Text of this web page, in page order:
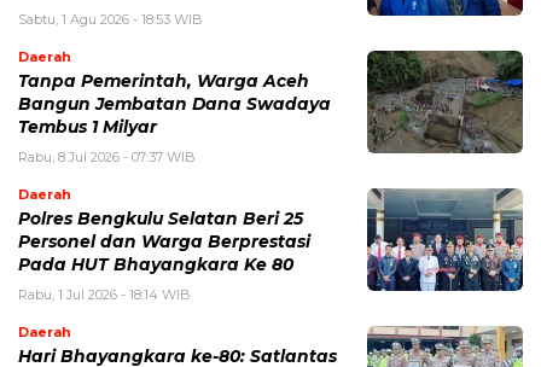
Sabtu, 1 Agu 2026 - 18:53 WIB
Daerah
Tanpa Pemerintah, Warga Aceh
Bangun Jembatan Dana Swadaya
Tembus 1 Milyar
Rabu, 8 Jul 2026 - 07:37 WIB
Daerah
Polres Bengkulu Selatan Beri 25
Personel dan Warga Berprestasi
Pada HUT Bhayangkara Ke 80
Rabu, 1 Jul 2026 - 18:14 WIB
Daerah
Hari Bhayangkara ke-80: Satlantas